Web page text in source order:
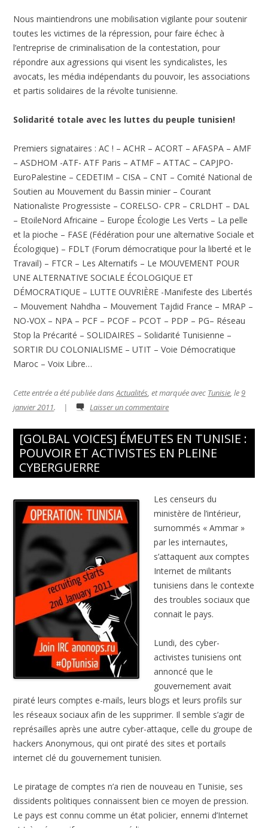
Nous maintiendrons une mobilisation vigilante pour soutenir
toutes les victimes de la répression, pour faire échec à
l’entreprise de criminalisation de la contestation, pour
répondre aux agressions qui visent les syndicalistes, les
avocats, les média indépendants du pouvoir, les associations
et partis solidaires de la révolte tunisienne.
Solidarité totale avec les luttes du peuple tunisien!
Premiers signataires : AC ! – ACHR – ACORT – AFASPA – AMF
– ASDHOM -ATF- ATF Paris – ATMF – ATTAC – CAPJPO-
EuroPalestine – CEDETIM – CISA – CNT – Comité National de
Soutien au Mouvement du Bassin minier – Courant
Nationaliste Progressiste – CORELSO- CPR – CRLDHT – DAL
– EtoileNord Africaine – Europe Écologie Les Verts – La pelle
et la pioche – FASE (Fédération pour une alternative Sociale et
Écologique) – FDLT (Forum démocratique pour la liberté et le
Travail) – FTCR – Les Alternatifs – Le MOUVEMENT POUR
UNE ALTERNATIVE SOCIALE ÉCOLOGIQUE ET
DÉMOCRATIQUE – LUTTE OUVRIÈRE -Manifeste des Libertés
– Mouvement Nahdha – Mouvement Tajdid France – MRAP –
NO-VOX – NPA – PCF – PCOF – PCOT – PDP – PG– Réseau
Stop la Précarité – SOLIDAIRES – Solidarité Tunisienne –
SORTIR DU COLONIALISME – UTIT – Voie Démocratique
Maroc – Voix Libre…
Cette entrée a été publiée dansActualités, et marquée avec Tunisie, le9
janvier 2011. | Laisser un commentaire
[GOLBAL VOICES] ÉMEUTES EN TUNISIE :
POUVOIR ET ACTIVISTES EN PLEINE
CYBERGUERRE
Les censeurs du
ministère de l’intérieur,
surnommés « Ammar »
par les internautes,
s’attaquent aux comptes
Internet de militants
tunisiens dans le contexte
des troubles sociaux que
connait le pays.
Lundi, des cyber-
activistes tunisiens ont
annoncé que le
gouvernement avait
piraté leurs comptes e-mails, leurs blogs et leurs profils sur
les réseaux sociaux afin de les supprimer. Il semble s’agir de
représailles après une autre cyber-attaque, celle du groupe de
hackers Anonymous, qui ont piraté des sites et portails
internet clé du gouvernement tunisien.
Le piratage de comptes n’a rien de nouveau en Tunisie, ses
dissidents politiques connaissent bien ce moyen de pression.
Le pays est connu comme un état policier, ennemi d’Internet